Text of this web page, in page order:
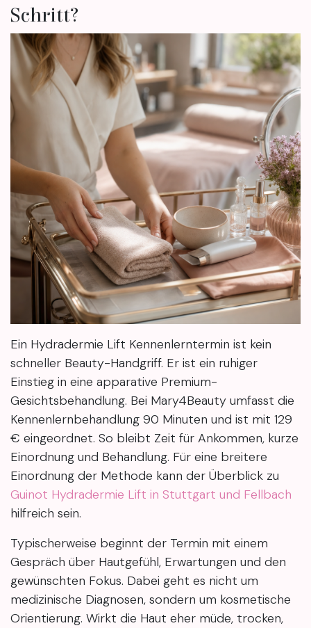
Schritt?
Ein Hydradermie Lift Kennenlerntermin ist kein
schneller Beauty-Handgriff. Er ist ein ruhiger
Einstieg in eine apparative Premium-
Gesichtsbehandlung. Bei Mary4Beauty umfasst die
Kennenlernbehandlung 90 Minuten und ist mit 129
€ eingeordnet. So bleibt Zeit für Ankommen, kurze
Einordnung und Behandlung. Für eine breitere
Einordnung der Methode kann der Überblick zu
Guinot Hydradermie Lift in Stuttgart und Fellbach
hilfreich sein.
Typischerweise beginnt der Termin mit einem
Gespräch über Hautgefühl, Erwartungen und den
gewünschten Fokus. Dabei geht es nicht um
medizinische Diagnosen, sondern um kosmetische
Orientierung. Wirkt die Haut eher müde, trocken,